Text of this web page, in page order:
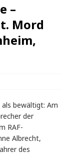
–
Mord
als bewältigt: Am
der
RAF-
Albrecht,
des